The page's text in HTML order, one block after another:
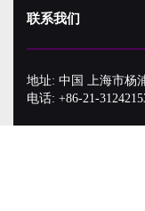
联系我们
地址: 中国 上海市杨
电话: +86-21-